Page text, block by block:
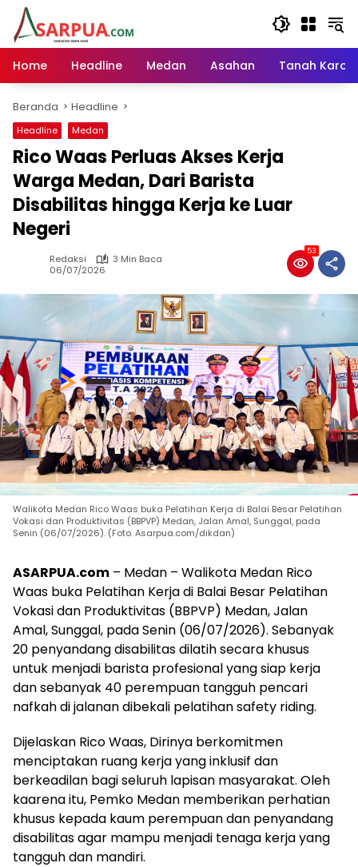
Langsung
konten
Home
Headline Medan Asahan Tanah Karo
Beranda Headline
Headline Medan
Rico Waas Perluas Akses Kerja
Warga Medan, Dari Barista
Disabilitas hingga Kerja ke Luar
Negeri
Redaksi
3 Min Baca
06/07/2026
53
Walikota Medan Rico Waas buka Pelatihan Kerja di Balai Besar Pelatihan
Vokasi dan Produktivitas (BBPVP) Medan, Jalan Amal, Sunggal, pada
Senin (06/07/2026). (Foto. Asarpua.com/dikdan)
ASARPUA.com – Medan – Walikota Medan Rico
Waas buka Pelatihan Kerja di Balai Besar Pelatihan
Vokasi dan Produktivitas (BBPVP) Medan, Jalan
Amal, Sunggal, pada Senin (06/07/2026). Sebanyak
20 penyandang disabilitas dilatih secara khusus
untuk menjadi barista profesional yang siap kerja
dan sebanyak 40 perempuan tangguh pencari
nafkah di jalanan dibekali pelatihan safety riding.
Dijelaskan Rico Waas, Dirinya berkomitmen
menciptakan ruang kerja yang inklusif dan
berkeadilan bagi seluruh lapisan masyarakat. Oleh
kaarena itu, Pemko Medan memberikan perhatian
khusus kepada kaum perempuan dan penyandang
disabilitas agar mampu menjadi tenaga kerja yang
tangguh dan mandiri.